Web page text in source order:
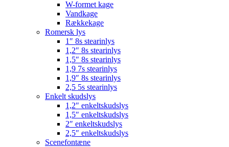
W-formet kage
Vandkage
Rækkekage
Romersk lys
1″ 8s stearinlys
1,2″ 8s stearinlys
1,5″ 8s stearinlys
1,9 7s stearinlys
1,9″ 8s stearinlys
2,5 5s stearinlys
Enkelt skudslys
1,2″ enkeltskudslys
1,5″ enkeltskudslys
2″ enkeltskudslys
2,5″ enkeltskudslys
Scenefontæne